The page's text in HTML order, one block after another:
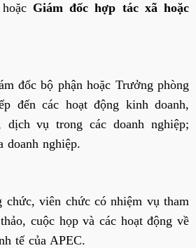
Giám đốc hợp tác xã hoặc
đốc bộ phận hoặc Trưởng phòng
đến các hoạt động kinh doanh,
vụ trong các doanh nghiệp;
doanh nghiệp.
chức, viên chức có nhiệm vụ tham
cuộc họp và các hoạt động về
tế của APEC.